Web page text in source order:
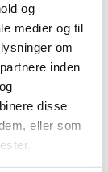
og
medier og til
om
inden
disse
eller som